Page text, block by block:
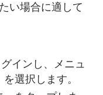
い場合に適して
インし、メニュ
選択します。